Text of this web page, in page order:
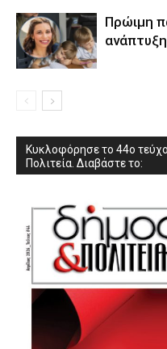
Πρώιμη
Κυκλοφόρησε το 44ο
Πολιτεία. Διαβάστε το: